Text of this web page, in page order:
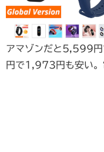
アマゾンだと5,599
円で1,973円も安い。